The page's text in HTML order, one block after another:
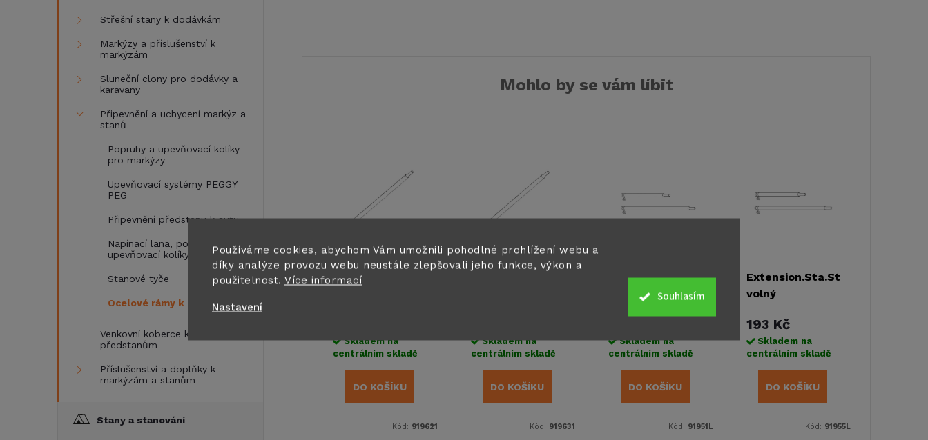
Používáme cookies, abychom Vám umožnili pohodlné prohlížení webu a
díky analýze provozu webu neustále zlepšovali jeho funkce, výkon a
použitelnost. Více informací
Nastavení
Souhlasím
Střešní stany k dodávkám
Markýzy a příslušenství k
markýzám
Sluneční clony pro dodávky a
karavany
Připevnění a uchycení markýz a
stanů
Popruhy a upevňovací kolíky
pro markýzy
Upevňovací systémy PEGGY
PEG
Připevnění předstanu k autu
Napínací lana, popruhy a
upevňovací kolíky
Stanové tyče
Ocelové rámy k předstanům
Venkovní koberce k markýzám a
předstanům
Příslušenství a doplňky k
markýzám a stanům
Stany a stanování
Mohlo by se vám líbit
Prodlužovací
Skladem na
centrálním skladě
DO KOŠÍKU
Kód: 919621
Skladem na
centrálním skladě
DO KOŠÍKU
Kód: 919631
Extension.Sta.St.1,0m
Skladem na
centrálním skladě
DO KOŠÍKU
Kód: 91951L
Extension.Sta.St.1,0m
volný
193 Kč
Skladem na
centrálním skladě
DO KOŠÍKU
Kód: 91955L